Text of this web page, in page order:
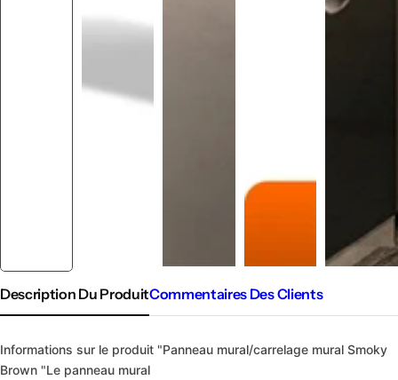
Description Du ProduitCommentaires Des Clients
Informations sur le produit "Panneau mural/carrelage mural Smoky
Brown "Le panneau mural